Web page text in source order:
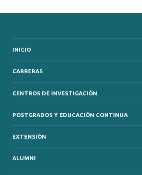
INICIO
CARRERAS
CENTROS DE INVESTIGACIÓN
POSTGRADOS Y EDUCACIÓN CONTINUA
EXTENSIÓN
ALUMNI